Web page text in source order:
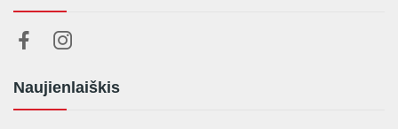
Naujienlaiškis